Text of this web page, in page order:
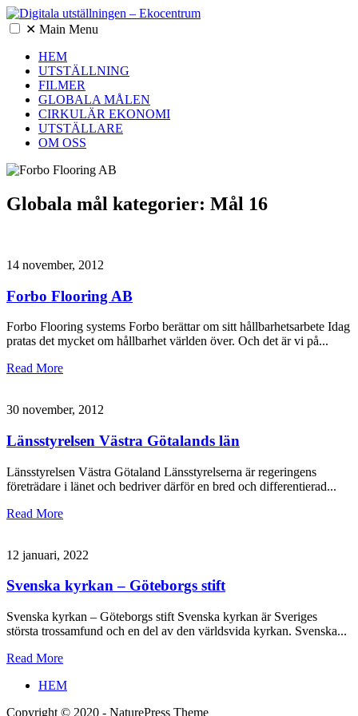
✕ Main Menu
HEM
UTSTÄLLNING
FILMER
GLOBALA MÅLEN
CIRKULÄR EKONOMI
UTSTÄLLARE
OM OSS
Globala mål kategorier: Mål 16
14 november, 2012
Forbo Flooring AB
Forbo Flooring systems Forbo berättar om sitt hållbarhetsarbete Idag
pratas det mycket om hållbarhet världen över. Och det är vi på...
Read More
30 november, 2012
Länsstyrelsen Västra Götalands län
Länsstyrelsen Västra Götaland Länsstyrelserna är regeringens
företrädare i länet och bedriver därför en bred och differentierad...
Read More
12 januari, 2022
Svenska kyrkan – Göteborgs stift
Svenska kyrkan – Göteborgs stift Svenska kyrkan är Sveriges
största trossamfund och en del av den världsvida kyrkan. Svenska...
Read More
HEM
Copyright © 2020 - NaturePress Theme